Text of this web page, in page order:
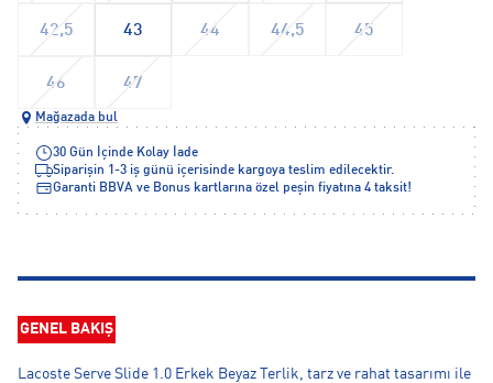
42,5 43 44 44,5 45
46 47
Mağazada bul
30 Gün İçinde Kolay İade
Siparişin 1-3 iş günü içerisinde kargoya teslim edilecektir.
Garanti BBVA ve Bonus kartlarına özel peşin fiyatına 4 taksit!
GENEL BAKIŞ
Lacoste Serve Slide 1.0 Erkek Beyaz Terlik, tarz ve rahat tasarımı ile